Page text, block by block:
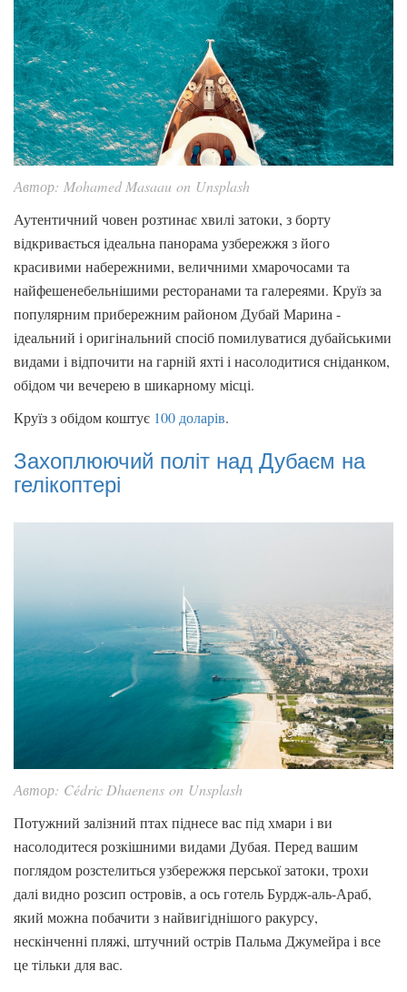
Автор: Mohamed Masaau on Unsplash
Аутентичний човен розтинає хвилі затоки, з борту
відкривається ідеальна панорама узбережжя з його
красивими набережними, величними хмарочосами та
найфешенебельнішими ресторанами та галереями. Круїз за
популярним прибережним районом Дубай Марина -
ідеальний і оригінальний спосіб помилуватися дубайськими
видами і відпочити на гарній яхті і насолодитися сніданком,
обідом чи вечерею в шикарному місці.
Круїз з обідом коштує 100 доларів.
Захоплюючий політ над Дубаєм на
гелікоптері
Автор: Cédric Dhaenens on Unsplash
Потужний залізний птах піднесе вас під хмари і ви
насолодитеся розкішними видами Дубая. Перед вашим
поглядом розстелиться узбережжя перської затоки, трохи
далі видно розсип островів, а ось готель Бурдж-аль-Араб,
який можна побачити з найвигіднішого ракурсу,
нескінченні пляжі, штучний острів Пальма Джумейра і все
це тільки для вас.